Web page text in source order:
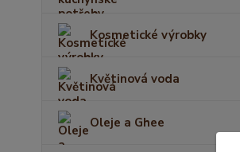
Kosmetické výrobky
Květinová voda
Oleje a Ghee